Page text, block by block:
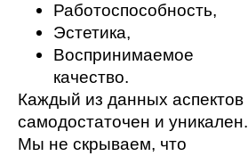
Работоспособность,
Эстетика,
Воспринимаемое
качество.
Каждый из данных аспектов
самодостаточен и уникален.
Мы не скрываем, что